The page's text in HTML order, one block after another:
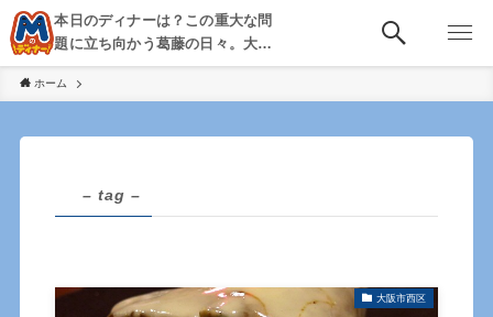
本日のディナーは？この重大な問
題に立ち向かう葛藤の日々。大
阪・京都・神戸を中心とした食べ
歩き、飲み歩きを綴る。
ホーム
– tag –
大阪市西区